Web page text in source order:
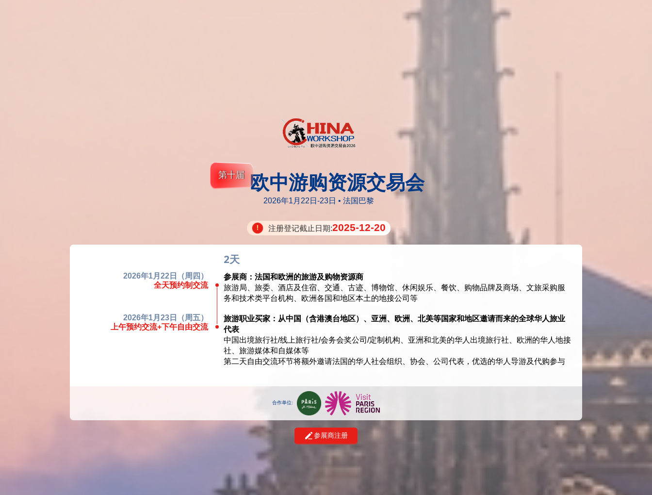
第十届 欧中游购资源交易会
2026年1月22日-23日 • 法国巴黎
注册登记截止日期:2025-12-20
2天
2026年1月22日（周四）
全天预约制交流
参展商：法国和欧洲的旅游及购物资源商
旅游局、旅委、酒店及住宿、交通、古迹、博物馆、休闲娱乐、餐饮、购物品牌及商场、文旅采购服
务和技术类平台机构、欧洲各国和地区本土的地接公司等
2026年1月23日（周五）
上午预约交流+下午自由交流
旅游职业买家：从中国（含港澳台地区）、亚洲、欧洲、北美等国家和地区邀请而来的全球华人旅业
代表
中国出境旅行社/线上旅行社/会务会奖公司/定制机构、亚洲和北美的华人出境旅行社、欧洲的华人地接
社、旅游媒体和自媒体等
第二天自由交流环节将额外邀请法国的华人社会组织、协会、公司代表，优选的华人导游及代购参与
合作单位:
参展商注册